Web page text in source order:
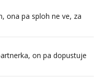
ona pa sploh ne ve, za
on pa dopustuje